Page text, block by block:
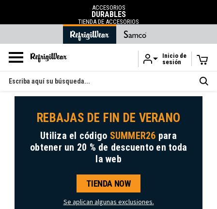
Ir al contenido principal
ACCESORIOS
DURABLES
TIENDA DE ACCESORIOS
Inicio de
sesión
Buscar
en
REBAJAS DE FIN DE VERANO
Utiliza el código SUMMER26 para
obtener un 20 % de descuento en toda
la web
TIENDA NOW
Se aplican algunas exclusiones.